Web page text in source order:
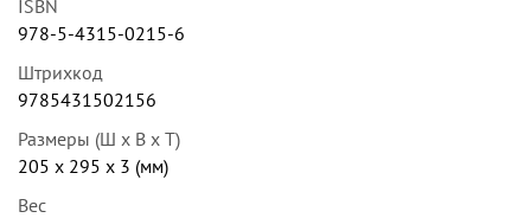
ISBN
978-5-4315-0215-6
Штрихкод
9785431502156
Размеры (Ш x В x Т)
205 x 295 x 3 (мм)
Вес